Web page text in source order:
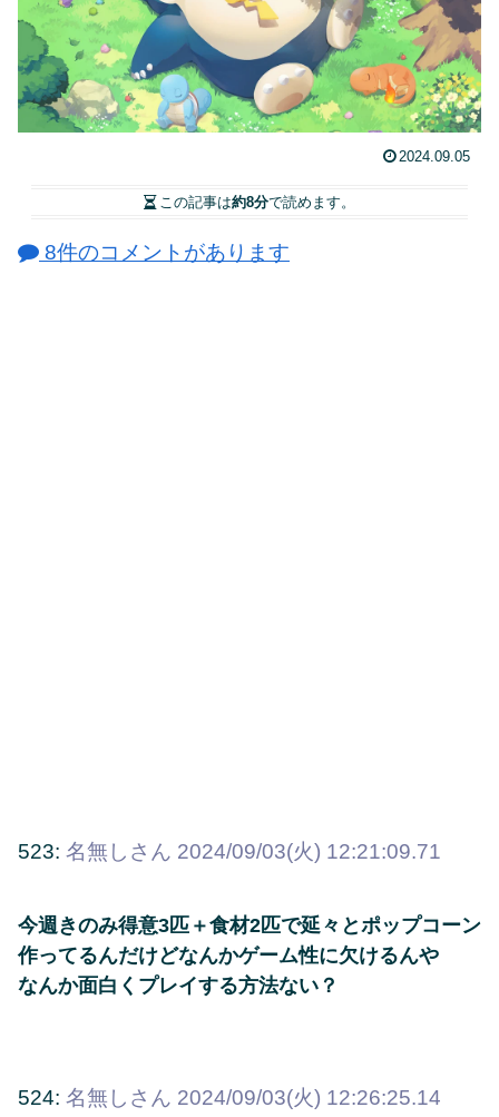
2024.09.05
この記事は約8分で読めます。
8件のコメントがあります
523: 名無しさん 2024/09/03(火) 12:21:09.71
今週きのみ得意3匹＋食材2匹で延々とポップコーン
作ってるんだけどなんかゲーム性に欠けるんや
なんか面白くプレイする方法ない？
524: 名無しさん 2024/09/03(火) 12:26:25.14